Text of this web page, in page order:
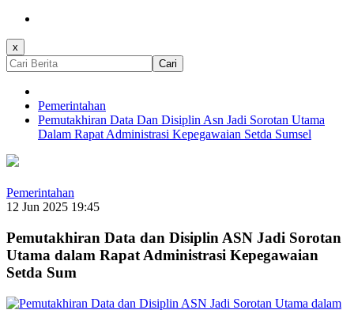
x
Cari
Pemerintahan
Pemutakhiran Data Dan Disiplin Asn Jadi Sorotan Utama
Dalam Rapat Administrasi Kepegawaian Setda Sumsel
Pemerintahan
12 Jun 2025 19:45
Pemutakhiran Data dan Disiplin ASN Jadi Sorotan
Utama dalam Rapat Administrasi Kepegawaian
Setda Sum